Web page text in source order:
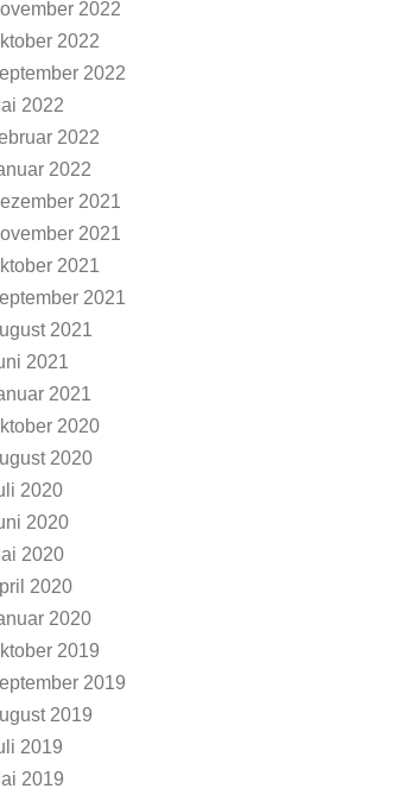
2022
2022
2022
2022
2022
2022
2021
2021
2021
2021
2021
2021
2021
2020
2020
2020
2020
2020
2020
2020
2019
2019
2019
2019
2019